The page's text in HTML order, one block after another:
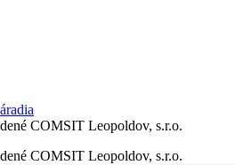
COMSIT Leopoldov, s.r.o.
COMSIT Leopoldov, s.r.o.